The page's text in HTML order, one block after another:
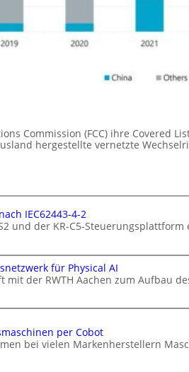
Commission (FCC) ihre Covered
hergestellte vernetzte
IEC62443-4-2
und der KR-C5-
für Physical AI
der RWTH Aachen zum Aufbau
per Cobot
bei vielen Markenherstellern